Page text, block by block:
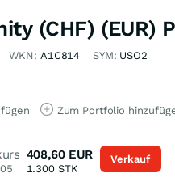
(CHF) (EUR)
WKN: A1C814 SYM: USO2
Zum Portfolio
408,60 EUR
1.300STK
Verkauf